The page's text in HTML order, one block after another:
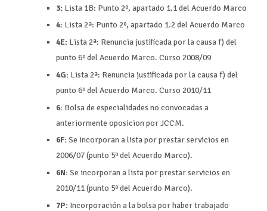
3: Lista 1B: Punto 2º, apartado 1.1 del Acuerdo Marco
4: Lista 2ª: Punto 2º, apartado 1.2 del Acuerdo Marco
4E: Lista 2ª: Renuncia justificada por la causa f) del
punto 6º del Acuerdo Marco. Curso 2008/09
4G: Lista 2ª: Renuncia justificada por la causa f) del
punto 6º del Acuerdo Marco. Curso 2010/11
6: Bolsa de especialidades no convocadas a
anteriormente oposicion por JCCM.
6F: Se incorporan a lista por prestar servicios en
2006/07 (punto 5º del Acuerdo Marco).
6N: Se incorporan a lista por prestar servicios en
2010/11 (punto 5º del Acuerdo Marco).
7P: Incorporación a la bolsa por haber trabajado